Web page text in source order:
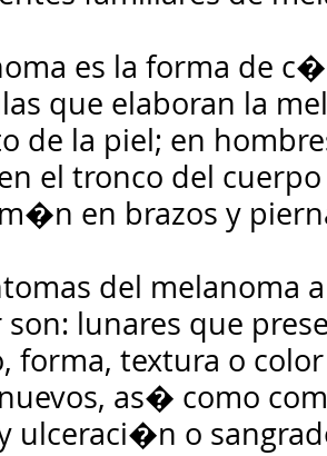
es la forma de
que elaboran la
de la piel; en
el tronco del
en brazos y
del melanoma
lunares que
forma, textura o
as� como
ulceraci�n o